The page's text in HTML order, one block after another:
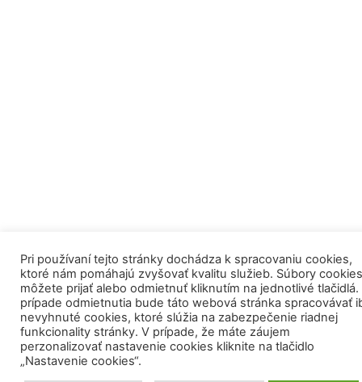
Pri používaní tejto stránky dochádza k spracovaniu cookies,
ktoré nám pomáhajú zvyšovať kvalitu služieb. Súbory cookies
môžete prijať alebo odmietnuť kliknutím na jednotlivé tlačidlá.
prípade odmietnutia bude táto webová stránka spracovávať
nevyhnuté cookies, ktoré slúžia na zabezpečenie riadnej
funkcionality stránky. V prípade, že máte záujem
perzonalizovať nastavenie cookies kliknite na tlačidlo
„Nastavenie cookies“.